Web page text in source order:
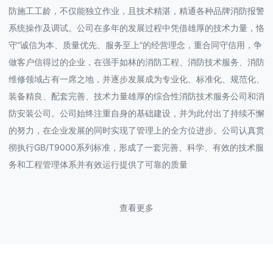
防施工工龄，不仅能独立作业，且技术精湛，精通各种品牌消防报警
系统操作及调试。公司在多年的发展过程中凭借雄厚的技术力量，恪
守“诚信为本、质量优先、服务至上”的经营理念，重合同守信用，争
做客户信得过的企业，在强手如林的消防工程、消防技术服务、消防
维修领域占有一席之地，并逐步发展成为专业化、标准化、规范化、
装备精良、配套完善、技术力量雄厚的综合性消防技术服务公司和消
防安装公司。公司始终注重自身的基础建设，并为此付出了持续不懈
的努力，在企业发展的同时实现了管理上的全方位进步。公司认真贯
彻执行GB/T9000系列标准，形成了一套完善、科学、有效的技术服
务和工程管理体系并有效运行提供了可靠的质量
查看更多